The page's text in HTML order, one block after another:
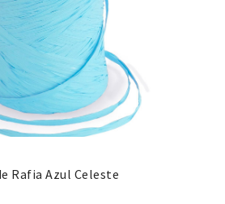
Rafia Azul Celeste